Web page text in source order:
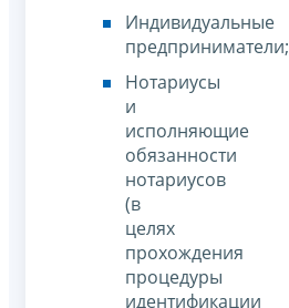
Индивидуальные
предприниматели;
Нотариусы
и
исполняющие
обязанности
нотариусов
(в
целях
прохождения
процедуры
идентификации